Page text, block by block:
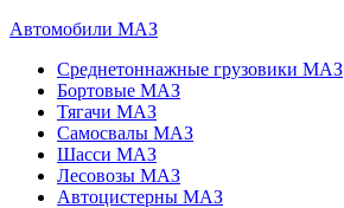
Автомобили МАЗ
Среднетоннажные грузовики МАЗ
Бортовые МАЗ
Тягачи МАЗ
Самосвалы МАЗ
Шасси МАЗ
Лесовозы МАЗ
Автоцистерны МАЗ